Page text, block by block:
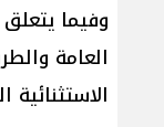
وفيما
العامة